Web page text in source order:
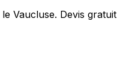
Vaucluse. Devis